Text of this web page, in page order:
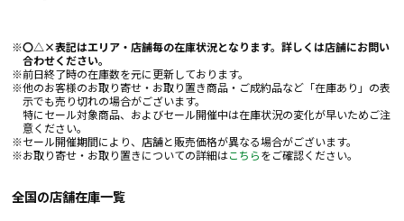
〇△×表記はエリア・店舗毎の在庫状況となります。詳しくは店舗にお問い
合わせください。
前日終了時の在庫数を元に更新しております。
他のお客様のお取り寄せ・お取り置き商品・ご成約品など「在庫あり」の表
示でも売り切れの場合がございます。
特にセール対象商品、およびセール開催中は在庫状況の変化が早いためご注
意ください。
セール開催期間により、店舗と販売価格が異なる場合がございます。
お取り寄せ・お取り置きについての詳細はこちらをご確認ください。
全国の店舗在庫一覧